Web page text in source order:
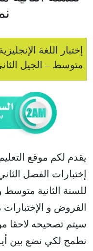
إختبار اللغة
متوسط – الجيل الثاني
يقدم لكم موقع
إختبارات الفصل
للسنة الثانية متوسط
الفروض و الإختبارات
سيتم تصحيحه لاحقا
نطمح لكي نضع بين